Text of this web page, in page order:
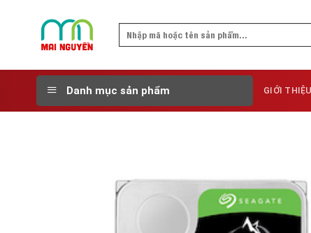
Search
Danh mục sản phẩm GIỚI THIỆU